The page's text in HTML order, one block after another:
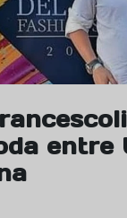
entre